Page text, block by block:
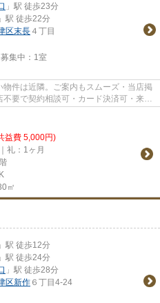
」駅 徒歩23分
」駅 徒歩22分
区末長 ４丁目
集中： 1室
件は近隣。ご案内もスムーズ・当店掲
要で契約相談可・カード決済可・来店
益費 5,000円)
礼：1ヶ月
㎡
」駅 徒歩12分
」駅 徒歩24分
」駅 徒歩28分
区新作 ６丁目4-24